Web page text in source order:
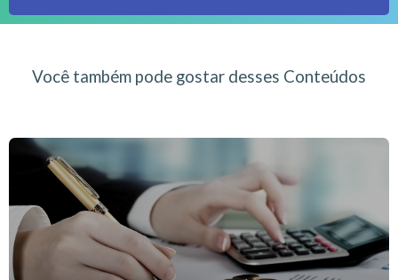
Você também pode gostar desses Conteúdos